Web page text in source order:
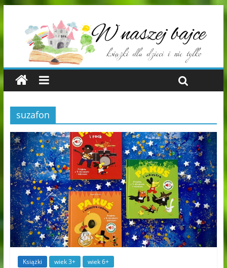
suzafon
Książki wiek 3+ wiek 6+